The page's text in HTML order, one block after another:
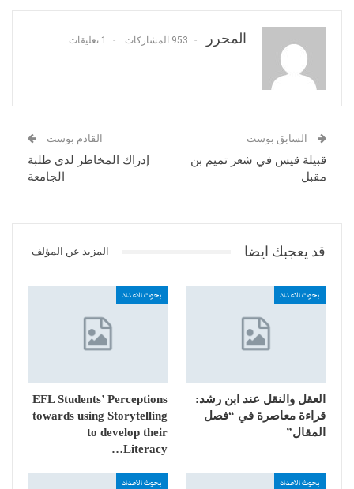
المحرر 953 المشاركات 1 تعليقات
السابق بوست
قبيلة قيس في شعر تميم بن
مقبل
القادم بوست
إدراك المخاطر لدى طلبة
الجامعة
قد يعجبك ايضا المزيد عن المؤلف
بحوث الاعداد
العقل والنقل عند ابن رشد:
قراءة معاصرة في “فصل
المقال”
بحوث الاعداد
EFL Students’ Perceptions
towards using Storytelling
to develop their
Literacy…
بحوث الاعداد بحوث الاعداد